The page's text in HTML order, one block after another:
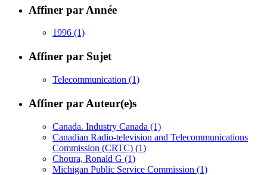
Affiner par Année
1996 (1)
Affiner par Sujet
Telecommunication (1)
Affiner par Auteur(e)s
Canada. Industry Canada (1)
Canadian Radio-television and Telecommunications
Commission (CRTC) (1)
Choura, Ronald G (1)
Michigan Public Service Commission (1)